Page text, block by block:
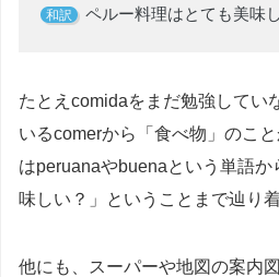
和訳 ペルー料理はとても美味し
たとえcomidaをまだ勉強してい
いるcomerから「食べ物」のこ
はperuanaやbuenaという単語
味しい？」ということまで辿り
他にも、スーパーや地図の案内